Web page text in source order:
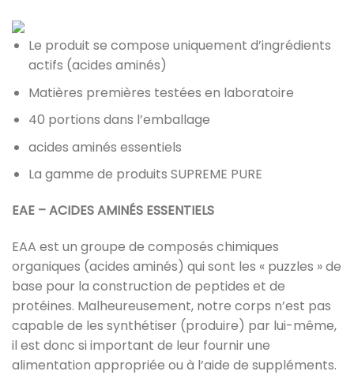
Le produit se compose uniquement d’ingrédients
actifs (acides aminés)
Matières premières testées en laboratoire
40 portions dans l’emballage
acides aminés essentiels
La gamme de produits SUPREME PURE
EAE – ACIDES AMINÉS ESSENTIELS
EAA est un groupe de composés chimiques
organiques (acides aminés) qui sont les « puzzles » de
base pour la construction de peptides et de
protéines. Malheureusement, notre corps n’est pas
capable de les synthétiser (produire) par lui-même,
il est donc si important de leur fournir une
alimentation appropriée ou à l’aide de suppléments.